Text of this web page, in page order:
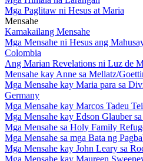
Mga Paglitaw ni Hesus at Maria
Mensahe
Kamakailang Mensahe
Mga Mensahe ni Hesus ang
Colombia
Ang Marian Revelations ni Luz de
Mensahe kay Anne sa Mellatz/
Mga Mensahe kay Maria para sa
Germany
Mga Mensahe kay Marcos Tadeu
Mga Mensahe kay Edson Glauber
Mga Mensahe sa Holy Family
Mga Mensahe sa mga Bata ng
Mga Mensahe kay John Leary sa
Mga Mensahe kay Maureen